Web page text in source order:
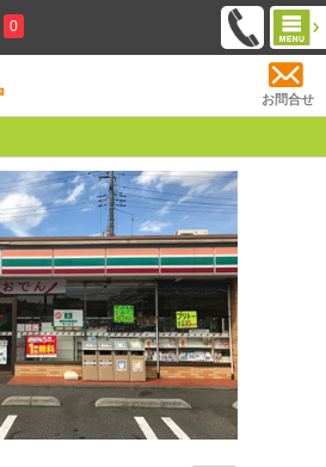
0
お問合せ